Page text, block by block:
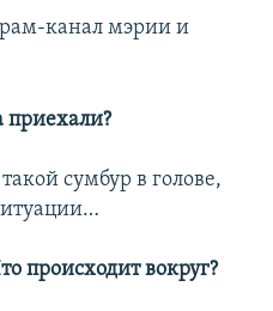
канал мэрии и
приехали?
сумбур в голове,
происходит вокруг?